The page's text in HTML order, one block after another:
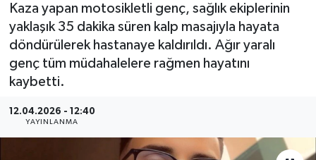
Kaza yapan motosikletli genç, sağlık ekiplerinin
yaklaşık 35 dakika süren kalp masajıyla hayata
döndürülerek hastanaye kaldırıldı. Ağır yaralı
genç tüm müdahalelere rağmen hayatını
kaybetti.
12.04.2026 - 12:40
YAYINLANMA
Yaşam
Eğitim
Süper Lig Puan Durumu ve Fikstür
Tüm Manşetler